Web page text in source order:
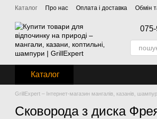
Перейти до основного контенту
Каталог Про нас Оплата і доставка Обмін
Каталог
GrillExpert – Інтернет-магазин мангалів, казанів,
Сковорода з диска